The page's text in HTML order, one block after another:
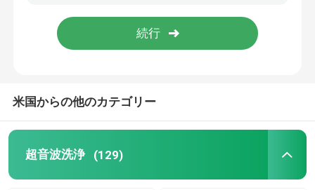
圧電気の陶磁器ディスク
ピエゾ 陶磁器の要素
超音波美のトランスデューサー
米国からの他のカテゴリー
超音波洗浄 (129)